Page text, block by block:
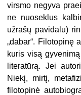
virsmo negyva
ne nuoseklus
užrašų pavidalu)
„dabar“. Filotopinę
kuris visą
literatūrą. Jei
Niekį, mirtį,
filotopinė